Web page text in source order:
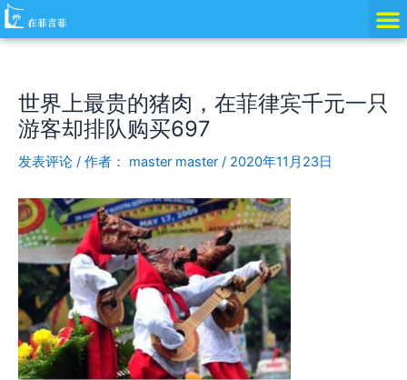
跳
至
世界上最贵的猪肉，在菲律宾千元一只
游客却排队购买697
发表评论 / 作者： master master / 2020年11月23日
Post
navigation